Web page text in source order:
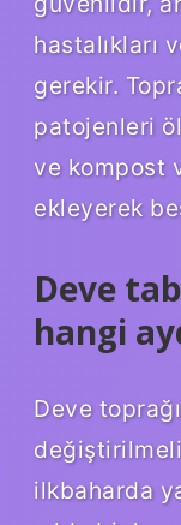
hastalıkları
gerekir.
patojenleri
ve kompost
ekleyerek
Deve
hangi
Deve
ilkbaharda